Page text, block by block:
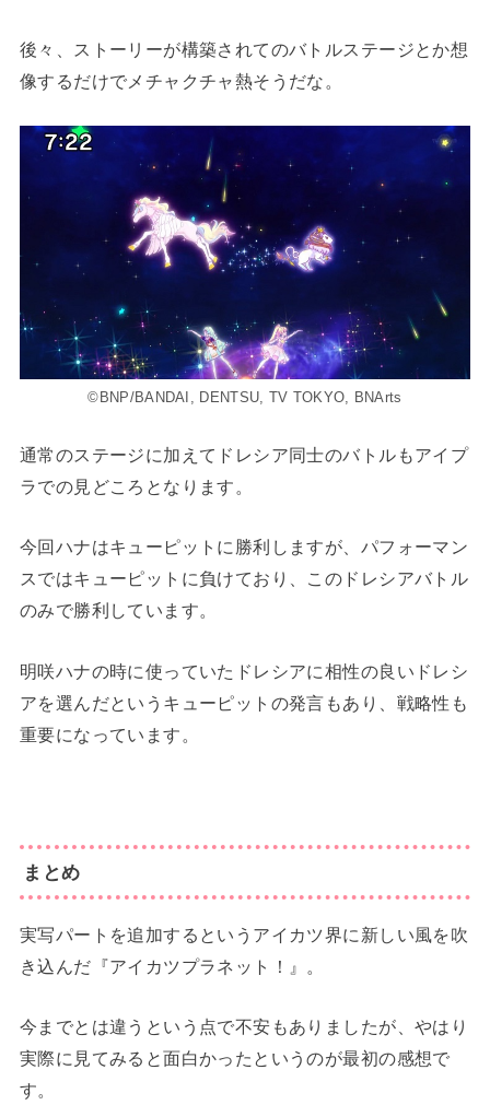
後々、ストーリーが構築されてのバトルステージとか想
像するだけでメチャクチャ熱そうだな。
©BNP/BANDAI, DENTSU, TV TOKYO, BNArts
通常のステージに加えてドレシア同士のバトルもアイプ
ラでの見どころとなります。
今回ハナはキューピットに勝利しますが、パフォーマン
スではキューピットに負けており、このドレシアバトル
のみで勝利しています。
明咲ハナの時に使っていたドレシアに相性の良いドレシ
アを選んだというキューピットの発言もあり、戦略性も
重要になっています。
まとめ
実写パートを追加するというアイカツ界に新しい風を吹
き込んだ『アイカツプラネット！』。
今までとは違うという点で不安もありましたが、やはり
実際に見てみると面白かったというのが最初の感想で
す。